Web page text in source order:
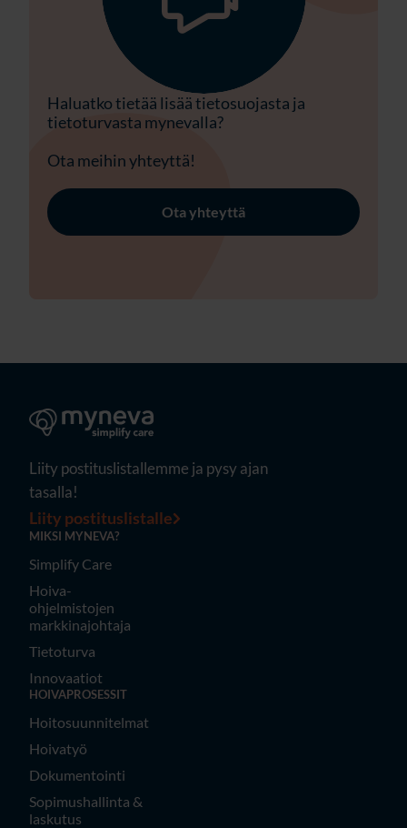
Haluatko tietää lisää tietosuojasta ja
tietoturvasta mynevalla?
Ota meihin yhteyttä!
Ota yhteyttä
Liity postituslistallemme ja pysy ajan
tasalla!
Liity postituslistalle
MIKSI MYNEVA?
Simplify Care
Hoiva-
ohjelmistojen
markkinajohtaja
Tietoturva
Innovaatiot
HOIVAPROSESSIT
Hoitosuunnitelmat
Hoivatyö
Dokumentointi
Sopimushallinta &
laskutus